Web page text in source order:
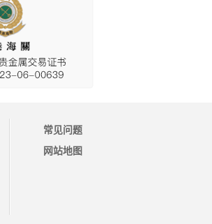
常见问题
网站地图